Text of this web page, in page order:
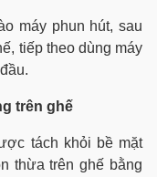
máy phun hút, sau
tiếp theo dùng máy
trên ghế
tách khỏi bề mặt
thừa trên ghế bằng